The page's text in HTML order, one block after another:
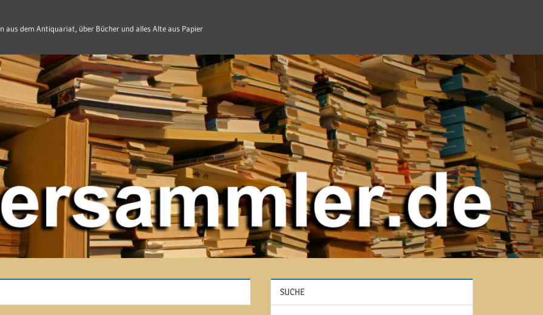
aus dem Antiquariat, über Bücher und alles Alte aus Papier
SUCHE